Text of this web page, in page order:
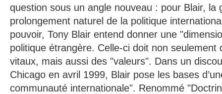
question sous un angle nouveau : pour Blair, la
prolongement naturel de la politique
pouvoir, Tony Blair entend donner une
politique étrangère. Celle-ci doit non seulement
vitaux, mais aussi des "valeurs". Dans un
Chicago en avril 1999, Blair pose les bases
communauté internationale". Renommé